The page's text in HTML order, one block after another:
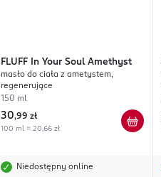
FLUFF In Your Soul Amethyst
masło do ciała z ametystem,
regenerujące
150 ml
30,99 zł
100 ml = 20,66 zł
Niedostępny online